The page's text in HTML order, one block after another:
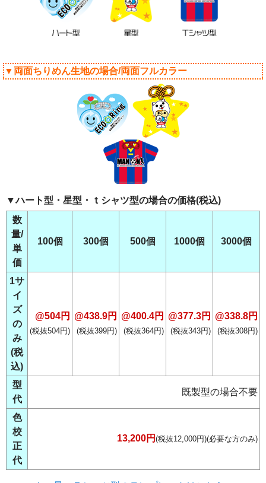
▼両面ちりめん生地の場合/両面フルカラー
▼ハート型・星型・ｔシャツ型の場合の価格(税込)
数
量/
単
価
100個 300個 500個 1000個 3000個
1サ
イ
ズ
の
み
(税
込)
@504円
(税抜504円)
@438.9円
(税抜399円)
@400.4円
(税抜364円)
@377.3円
(税抜343円)
@338.8円
(税抜308円)
型
代
既製型の場合不要
色
校
正
代
13,200円 (税抜12,000円)(必要な方のみ)